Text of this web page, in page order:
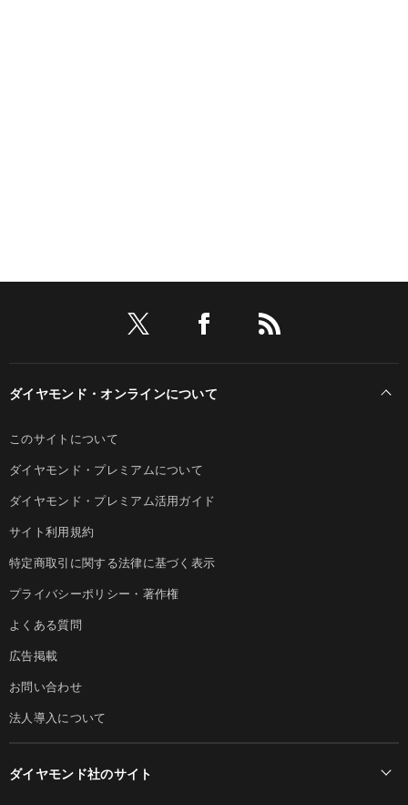
ダイヤモンド・オンラインについて
このサイトについて
ダイヤモンド・プレミアムについて
ダイヤモンド・プレミアム活用ガイド
サイト利用規約
特定商取引に関する法律に基づく表示
プライバシーポリシー・著作権
よくある質問
広告掲載
お問い合わせ
法人導入について
ダイヤモンド社のサイト